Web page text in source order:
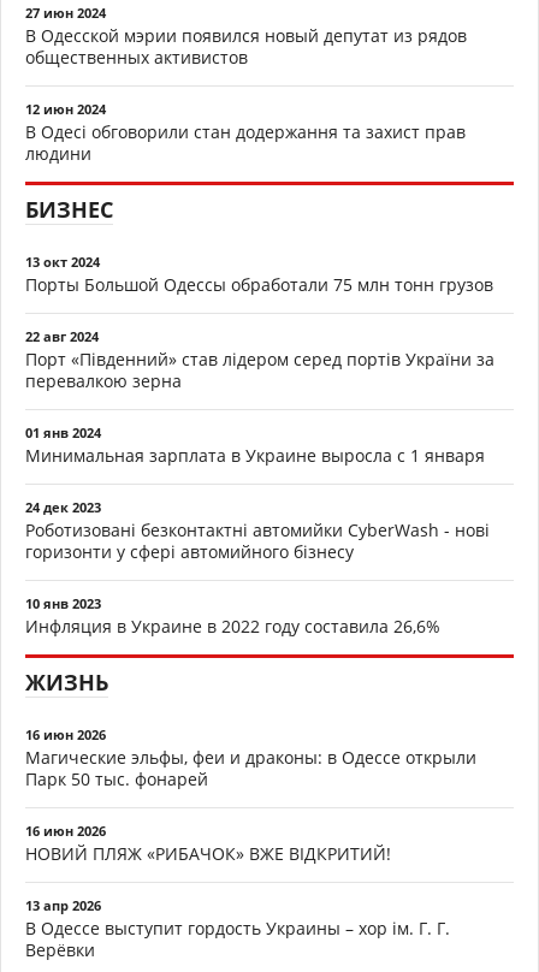
27 июн 2024
В Одесской мэрии появился новый депутат из рядов
общественных активистов
12 июн 2024
В Одесі обговорили стан додержання та захист прав
людини
БИЗНЕС
13 окт 2024
Порты Большой Одессы обработали 75 млн тонн грузов
22 авг 2024
Порт «Південний» став лідером серед портів України за
перевалкою зерна
01 янв 2024
Минимальная зарплата в Украине выросла с 1 января
24 дек 2023
Роботизовані безконтактні автомийки CyberWash - нові
горизонти у сфері автомийного бізнесу
10 янв 2023
Инфляция в Украине в 2022 году составила 26,6%
ЖИЗНЬ
16 июн 2026
Магические эльфы, феи и драконы: в Одессе открыли
Парк 50 тыс. фонарей
16 июн 2026
НОВИЙ ПЛЯЖ «РИБАЧОК» ВЖЕ ВІДКРИТИЙ!
13 апр 2026
В Одессе выступит гордость Украины – хор ім. Г. Г.
Верёвки